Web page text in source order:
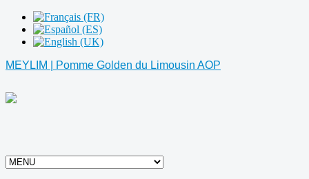
MEYLIM | Pomme Golden du Limousin AOP